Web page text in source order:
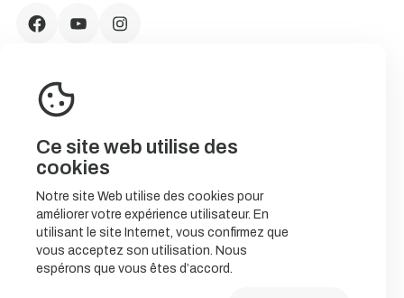
Ce site web utilise des
cookies
Notre site Web utilise des cookies pour
améliorer votre expérience utilisateur. En
utilisant le site Internet, vous confirmez que
vous acceptez son utilisation. Nous
espérons que vous êtes d’accord.
CONTACTS